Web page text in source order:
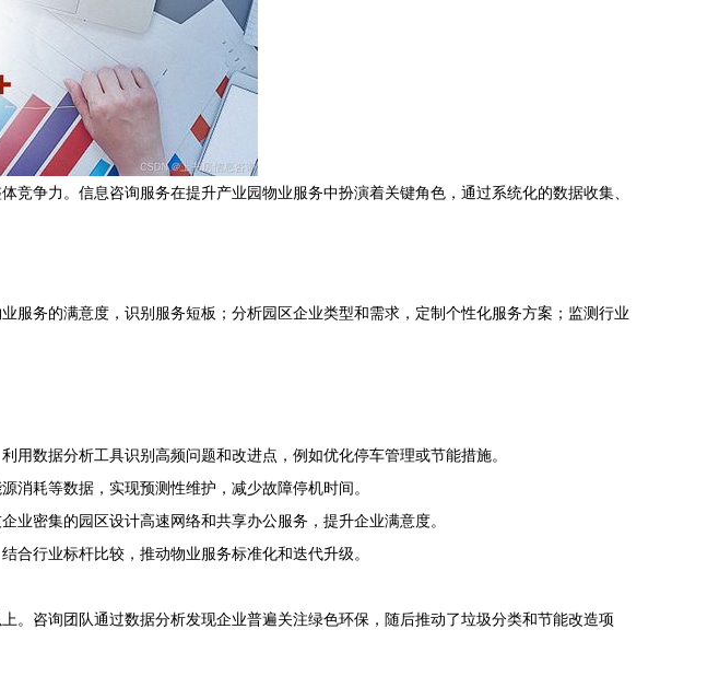
争力。信息咨询服务在提升产业园物业服务中扮演着关键角色，通过系统化的数据收集、
务的满意度，识别服务短板；分析园区企业类型和需求，定制个性化服务方案；监测行业
数据分析工具识别高频问题和改进点，例如优化停车管理或节能措施。
消耗等数据，实现预测性维护，减少故障停机时间。
密集的园区设计高速网络和共享办公服务，提升企业满意度。
合行业标杆比较，推动物业服务标准化和迭代升级。
。咨询团队通过数据分析发现企业普遍关注绿色环保，随后推动了垃圾分类和节能改造项